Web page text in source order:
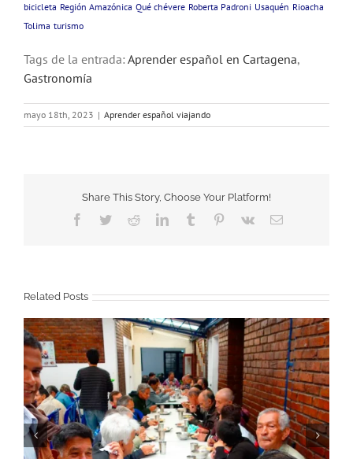
bicicleta Región Amazónica Qué chévere Roberta Padroni Usaquén Rioacha
Tolima turismo
Tags de la entrada: Aprender español en Cartagena,
Gastronomía
mayo 18th, 2023 | Aprender español viajando
Share This Story, Choose Your Platform!
Facebook
TwitterRedditLinkedInTumblr Pinterest
Vk Email
Related Posts
Novena de Navidad